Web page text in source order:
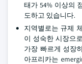
태가 54% 이상의
도하고 있습니다.
지역별로는 규제
이 성숙한 시장으
가장 빠르게 성장
아프리카는